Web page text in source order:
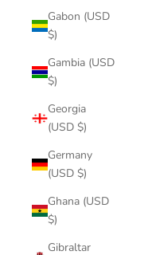
Gabon (USD
$)
Gambia (USD
$)
Georgia
(USD $)
Germany
(USD $)
Ghana (USD
$)
Gibraltar